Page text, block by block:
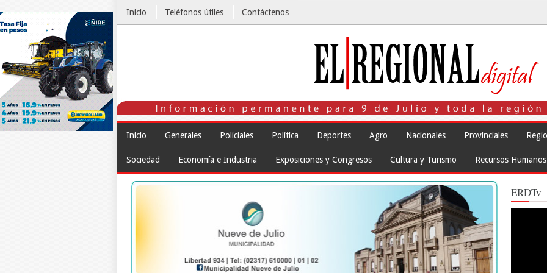
Inicio Teléfonos útiles Contáctenos
Inicio Generales Policiales Política Deportes Agro Nacionales Provinciales
Sociedad Economía e Industria Exposiciones y Congresos Cultura y Turismo Recursos Humanos
ERDTv